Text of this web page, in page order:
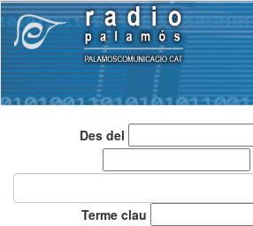
Des del
Terme clau